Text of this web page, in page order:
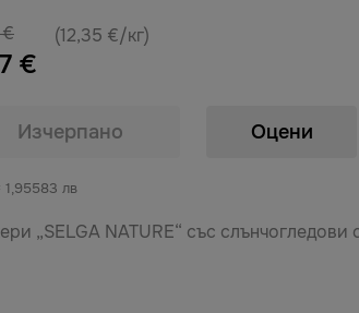
€
(12,35 €/кг)
Изчерпано Оцени
1,95583 лв
„SELGA NATURE“ със